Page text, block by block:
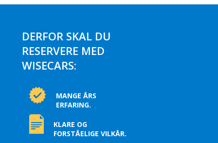
DERFOR SKAL DU
RESERVERE MED
WISECARS:
MANGE ÅRS
ERFARING.
KLARE OG
FORSTÅELIGE VILKÅR.